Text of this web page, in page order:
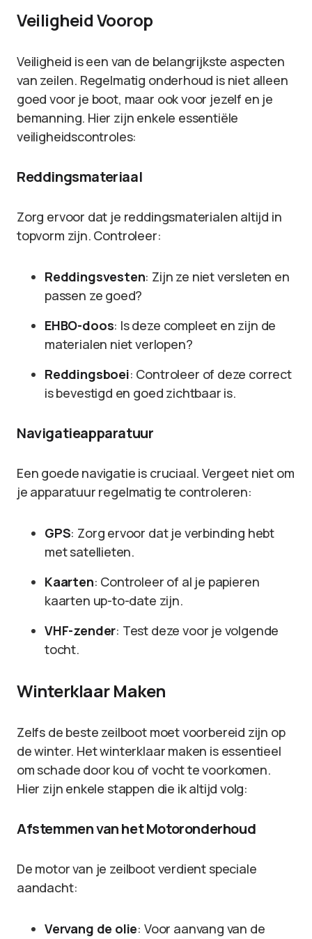
Veiligheid Voorop
Veiligheid is een van de belangrijkste aspecten
van zeilen. Regelmatig onderhoud is niet alleen
goed voor je boot, maar ook voor jezelf en je
bemanning. Hier zijn enkele essentiële
veiligheidscontroles:
Reddingsmateriaal
Zorg ervoor dat je reddingsmaterialen altijd in
topvorm zijn. Controleer:
Reddingsvesten: Zijn ze niet versleten en
passen ze goed?
EHBO-doos: Is deze compleet en zijn de
materialen niet verlopen?
Reddingsboei: Controleer of deze correct
is bevestigd en goed zichtbaar is.
Navigatieapparatuur
Een goede navigatie is cruciaal. Vergeet niet om
je apparatuur regelmatig te controleren:
GPS: Zorg ervoor dat je verbinding hebt
met satellieten.
Kaarten: Controleer of al je papieren
kaarten up-to-date zijn.
VHF-zender: Test deze voor je volgende
tocht.
Winterklaar Maken
Zelfs de beste zeilboot moet voorbereid zijn op
de winter. Het winterklaar maken is essentieel
om schade door kou of vocht te voorkomen.
Hier zijn enkele stappen die ik altijd volg:
Afstemmen van het Motoronderhoud
De motor van je zeilboot verdient speciale
aandacht:
Vervang de olie: Voor aanvang van de